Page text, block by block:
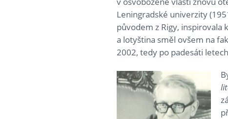
Leningradské univerzity
původem z Rigy,
a lotyština směl ovšem na
2002, tedy po padesáti